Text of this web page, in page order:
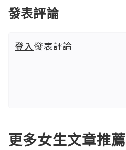
發表評論
登入發表評論
更多女生文章推薦